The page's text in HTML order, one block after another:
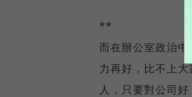
**
而在辦公室政治
力再好，比不上
人，只要對公司